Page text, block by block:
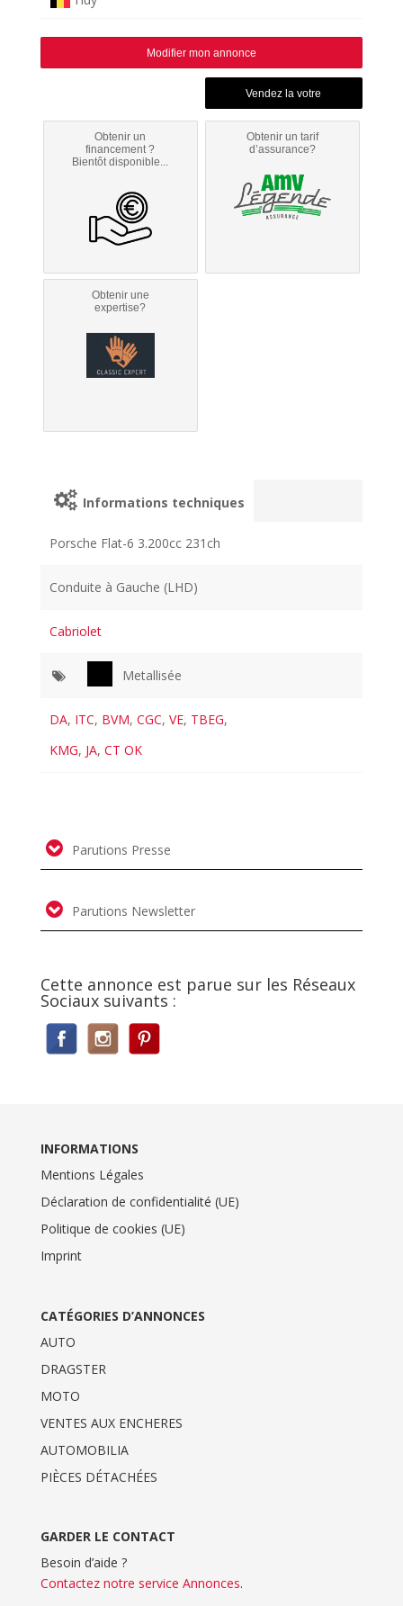
Modifier mon annonce
Obtenir un
financement ?
Bientôt disponible...
Obtenir un tarif
d’assurance?
Obtenir une
expertise?
Informations techniques
Porsche Flat-6 3.200cc 231ch
Conduite à Gauche (LHD)
Cabriolet
Metallisée
DA, ITC, BVM,CGC,VE, TBEG,
KMG, JA,CT OK
Parutions Presse
Parutions Newsletter
Cette annonce est parue sur les Réseaux
Sociaux suivants :
INFORMATIONS
Mentions Légales
Déclaration de confidentialité (UE)
Politique de cookies (UE)
Imprint
CATÉGORIES D’ANNONCES
AUTO
DRAGSTER
MOTO
VENTES AUX ENCHERES
AUTOMOBILIA
PIÈCES DÉTACHÉES
GARDER LE CONTACT
Besoin d’aide ?
Contactez notre service Annonces.